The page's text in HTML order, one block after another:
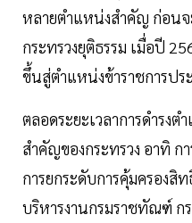
หลายตำแหน่งสำคัญ ก่อนจ
กระทรวงยุติธรรม เมื่อปี
ขึ้นสู่ตำแหน่งข้าราชการปร
ตลอดระยะเวลาการดำรง
สำคัญของกระทรวง อาทิ ก
การยกระดับการคุ้มครองสิ
บริหารงานกรมราชทัณฑ์